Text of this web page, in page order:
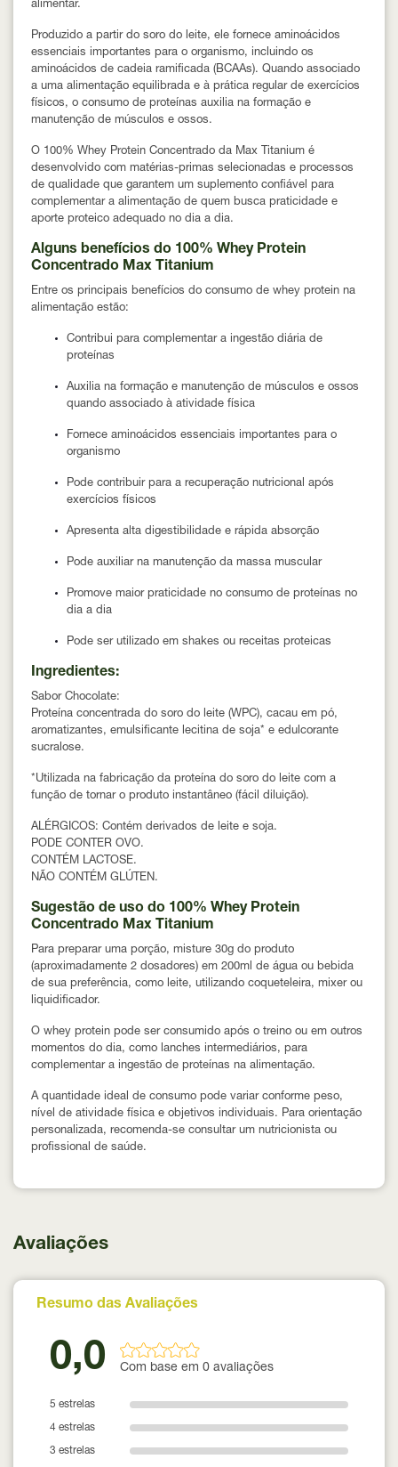
alimentar.
Produzido a partir do soro do leite, ele fornece aminoácidos
essenciais importantes para o organismo, incluindo os
aminoácidos de cadeia ramificada (BCAAs). Quando associado
a uma alimentação equilibrada e à prática regular de exercícios
físicos, o consumo de proteínas auxilia na formação e
manutenção de músculos e ossos.
O 100% Whey Protein Concentrado da Max Titanium é
desenvolvido com matérias-primas selecionadas e processos
de qualidade que garantem um suplemento confiável para
complementar a alimentação de quem busca praticidade e
aporte proteico adequado no dia a dia.
Alguns benefícios do 100% Whey Protein
Concentrado Max Titanium
Entre os principais benefícios do consumo de whey protein na
alimentação estão:
Contribui para complementar a ingestão diária de
proteínas
Auxilia na formação e manutenção de músculos e ossos
quando associado à atividade física
Fornece aminoácidos essenciais importantes para o
organismo
Pode contribuir para a recuperação nutricional após
exercícios físicos
Apresenta alta digestibilidade e rápida absorção
Pode auxiliar na manutenção da massa muscular
Promove maior praticidade no consumo de proteínas no
dia a dia
Pode ser utilizado em shakes ou receitas proteicas
Ingredientes:
Sabor Chocolate:
Proteína concentrada do soro do leite (WPC), cacau em pó,
aromatizantes, emulsificante lecitina de soja* e edulcorante
sucralose.
*Utilizada na fabricação da proteína do soro do leite com a
função de tornar o produto instantâneo (fácil diluição).
ALÉRGICOS: Contém derivados de leite e soja.
PODE CONTER OVO.
CONTÉM LACTOSE.
NÃO CONTÉM GLÚTEN.
Sugestão de uso do 100% Whey Protein
Concentrado Max Titanium
Para preparar uma porção, misture 30g do produto
(aproximadamente 2 dosadores) em 200ml de água ou bebida
de sua preferência, como leite, utilizando coqueteleira, mixer ou
liquidificador.
O whey protein pode ser consumido após o treino ou em outros
momentos do dia, como lanches intermediários, para
complementar a ingestão de proteínas na alimentação.
A quantidade ideal de consumo pode variar conforme peso,
nível de atividade física e objetivos individuais. Para orientação
personalizada, recomenda-se consultar um nutricionista ou
profissional de saúde.
Avaliações
Resumo das Avaliações
0,0 Com base em 0 avaliações
5 estrelas
4 estrelas
3 estrelas